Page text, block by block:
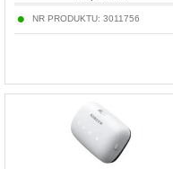
NR PRODUKTU: 3011756